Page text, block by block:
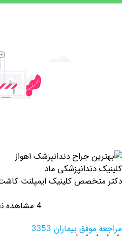
ماد
کلینیک ايمپلنت كاشت دندان
بیماران 3353